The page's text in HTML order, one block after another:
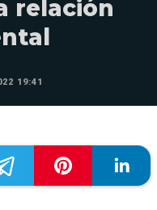
relación
19:41